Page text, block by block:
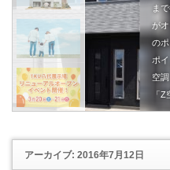
ま
が
の
ポ
空
「
アーカイブ: 2016年7月12日